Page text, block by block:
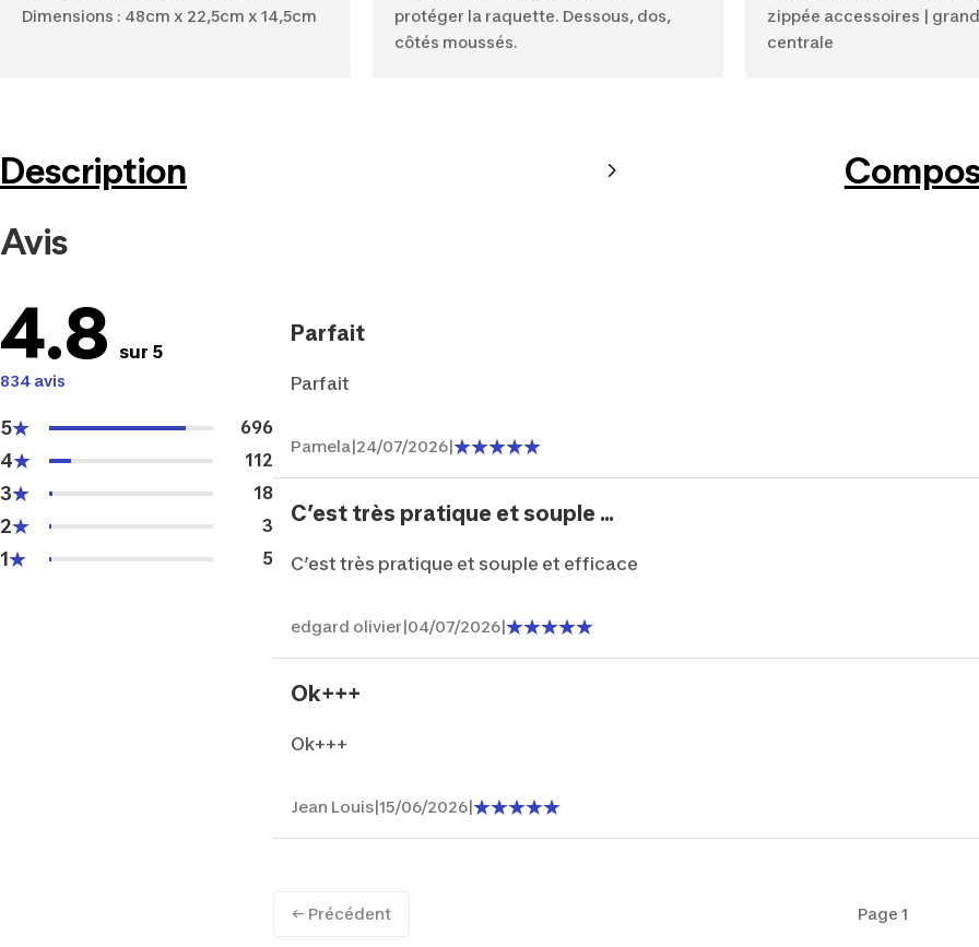
Dimensions : 48cm x 22,5cm x 14,5cm
protéger la raquette. Dessous, dos,
côtés moussés.
zippée accessoires |
centrale
Description
Avis
4.8 sur 5
834 avis
5 696
4 112
3 18
2 3
1 5
Parfait
Parfait
Pamela|24/07/2026|
C’est très pratique et souple ...
C’est très pratique et souple et efficace
edgard olivier|04/07/2026|
Ok+++
Ok+++
Jean Louis|15/06/2026|
← Précédent Page 1